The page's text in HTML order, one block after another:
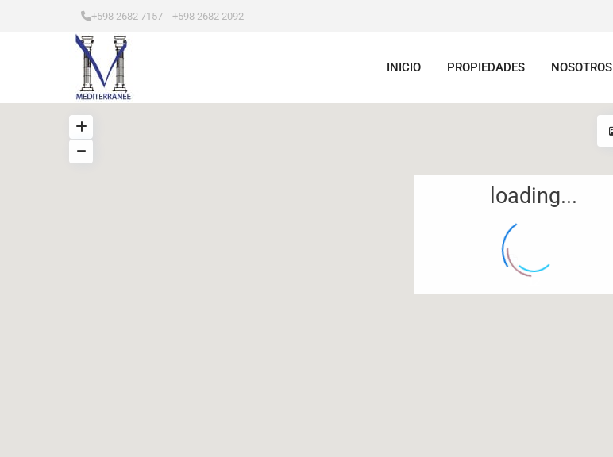
+598 2682 7157 +598 2682 2092
INICIO PROPIEDADES NOSOTROS
loading...